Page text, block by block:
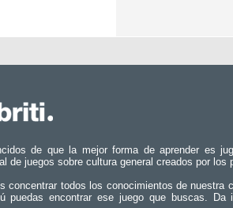
de que la mejor forma de aprender es
de juegos sobre cultura general creados por los
concentrar todos los conocimientos de nuestra
puedas encontrar ese juego que buscas.